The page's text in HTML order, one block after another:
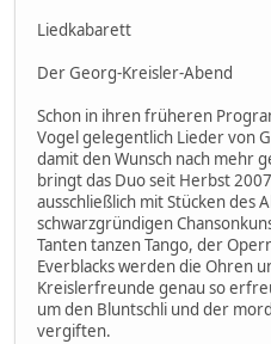
Liedkabarett
Der Georg-Kreisler-Abend
Schon in ihren früheren
Vogel gelegentlich Lieder von
damit den Wunsch nach mehr
bringt das Duo seit Herbst
ausschließlich mit Stücken des
schwarzgründigen
Tanten tanzen Tango, der
Everblacks werden die Ohren
Kreislerfreunde genau so
um den Bluntschli und der
vergiften.